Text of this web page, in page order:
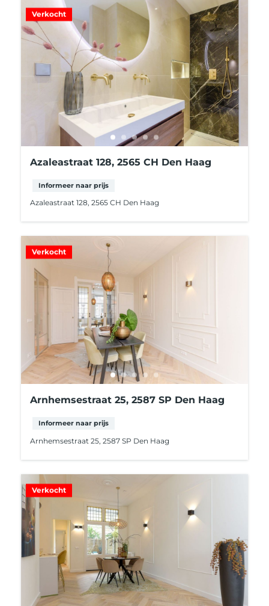
Verkocht
Azaleastraat 128, 2565 CH Den Haag
Informeer naar prijs
Azaleastraat 128, 2565 CH Den Haag
Verkocht
Arnhemsestraat 25, 2587 SP Den Haag
Informeer naar prijs
Arnhemsestraat 25, 2587 SP Den Haag
Verkocht